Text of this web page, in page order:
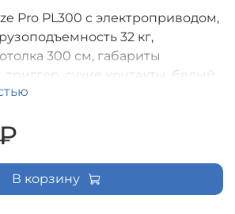
Pro PL300 с электроприводом,
32 кг,
300 см, габариты
сухие контакты, белый
входит в комплект
В корзину